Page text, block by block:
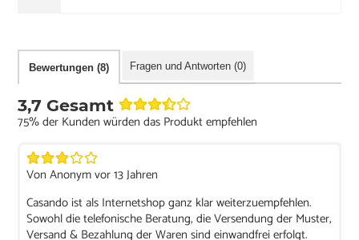
Bewertungen (8) Fragen und Antworten (0)
3,7 Gesamt
75% der Kunden würden das Produkt empfehlen
Von Anonym vor 13 Jahren
Casando ist als Internetshop ganz klar weiterzuempfehlen.
Sowohl die telefonische Beratung, die Versendung der Muster,
Versand & Bezahlung der Waren sind einwandfrei erfolgt.